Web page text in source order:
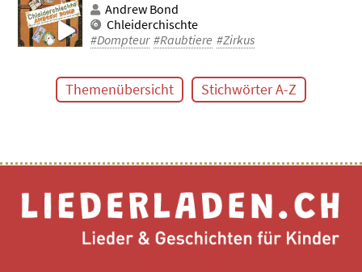
Andrew Bond
Chleiderchischte
#Dompteur #Raubtiere #Zirkus
Themenübersicht Stichwörter A-Z